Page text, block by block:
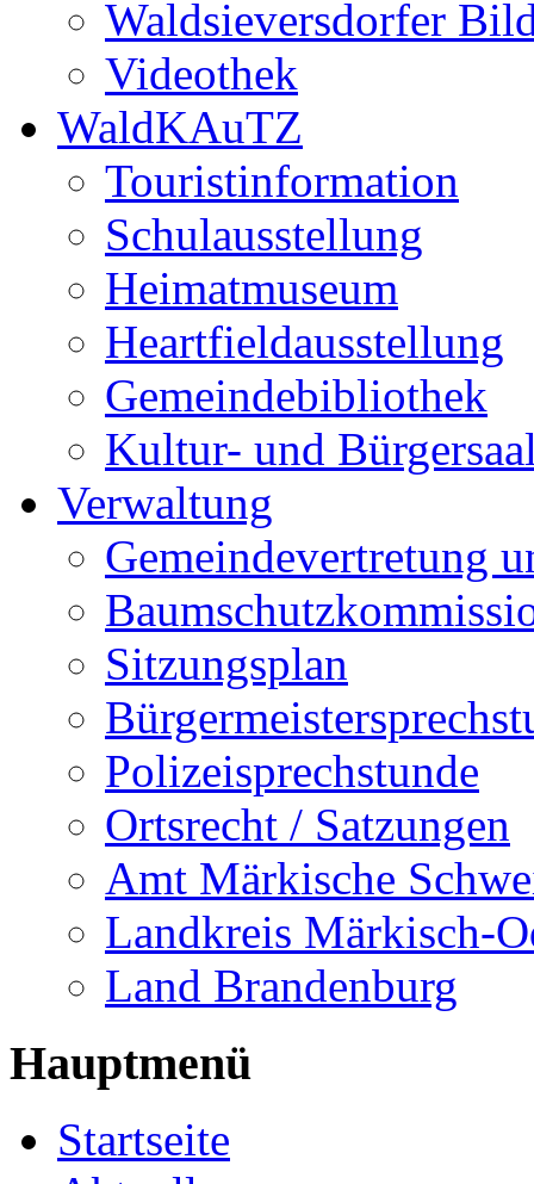
Waldsieversdorfer
Videothek
WaldKAuTZ
Touristinformation
Schulausstellung
Heimatmuseum
Heartfieldausstellung
Gemeindebibliothek
Kultur- und
Verwaltung
Gemeindevertretung
Sitzungsplan
Polizeisprechstunde
Ortsrecht / Satzungen
Amt Märkische
Landkreis Märkisch-
Land Brandenburg
Hauptmenü
Startseite